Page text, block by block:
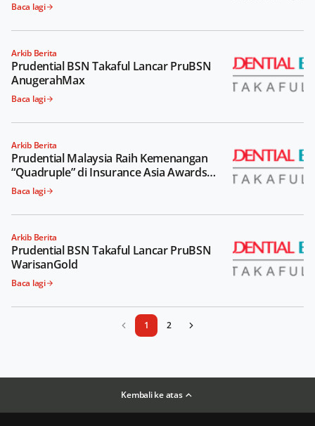
Baca lagi
Arkib Berita
Prudential BSN Takaful Lancar PruBSN
AnugerahMax
Baca lagi
Arkib Berita
Prudential Malaysia Raih Kemenangan
“Quadruple” di Insurance Asia Awards
2024
Baca lagi
Arkib Berita
Prudential BSN Takaful Lancar PruBSN
WarisanGold
Baca lagi
1 2
Kembali ke atas